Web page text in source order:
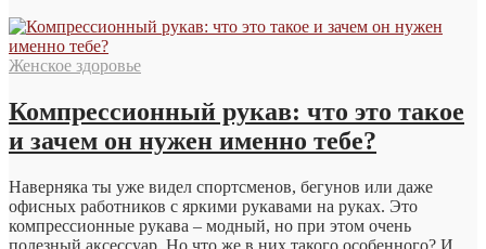
Женское здоровье
Компрессионный рукав: что это такое
и зачем он нужен именно тебе?
Наверняка ты уже видел спортсменов, бегунов или даже
офисных работников с яркими рукавами на руках. Это
компрессионные рукава – модный, но при этом очень
полезный аксессуар. Но что же в них такого особенного? И